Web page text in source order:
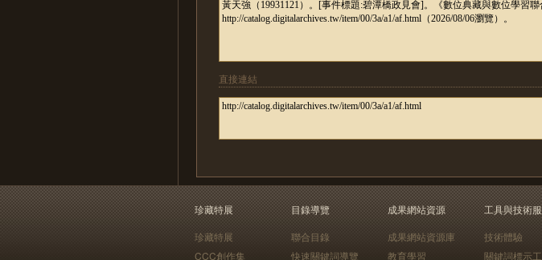
直接連結
珍藏特展
珍藏特展
CCC創作集
目錄導覽
聯合目錄
快速關鍵詞導覽
成果網站資源
成果網站資源庫
教育學習
工具與技術
技術體驗
關鍵詞標示